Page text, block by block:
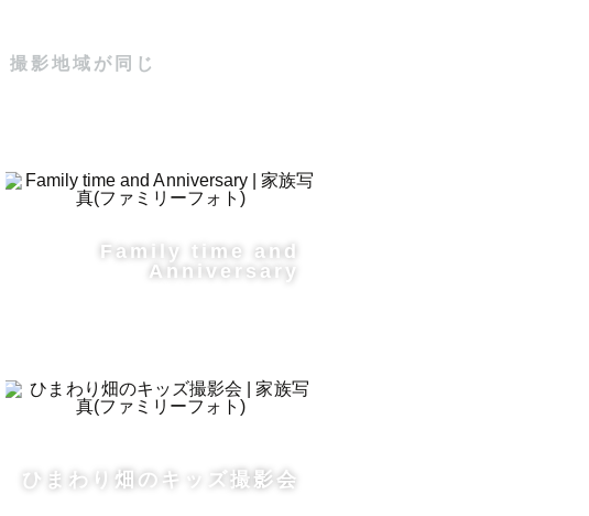
撮影地域が同じ
Family time and
Anniversary
ひまわり畑のキッズ撮影会